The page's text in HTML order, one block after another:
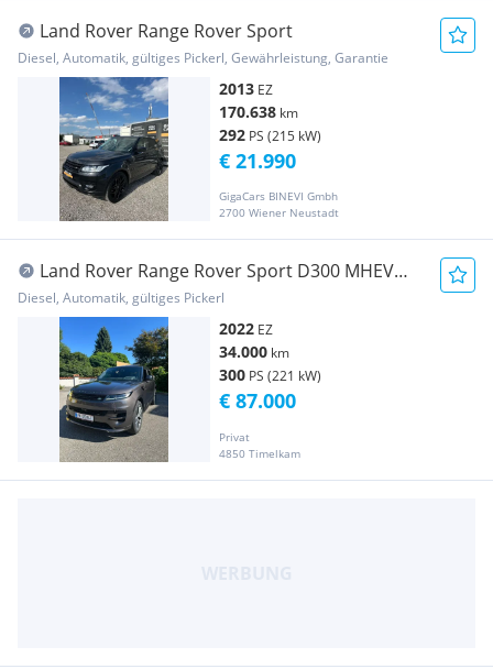
Land Rover Range Rover Sport
Diesel, Automatik, gültiges Pickerl, Gewährleistung, Garantie
2013 EZ
170.638 km
292 PS (215 kW)
GigaCars BINEVI Gmbh
2700 Wiener Neustadt
€ 21.990
Land Rover Range Rover Sport D300 MHEV
AWD Dynamic HSE Aut.
Diesel, Automatik, gültiges Pickerl
2022 EZ
34.000 km
300 PS (221 kW)
Privat
4850 Timelkam
€ 87.000